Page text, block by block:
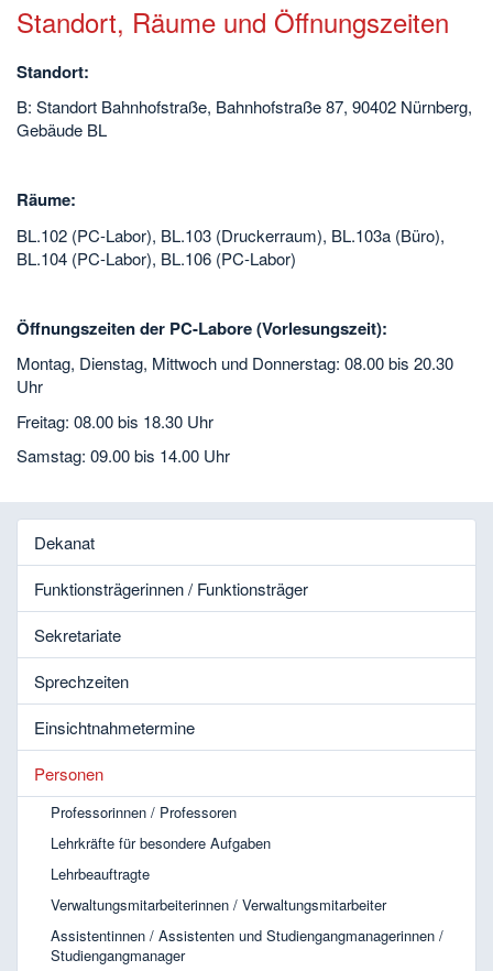
Standort, Räume und Öffnungszeiten
Standort:
B: Standort Bahnhofstraße, Bahnhofstraße 87, 90402 Nürnberg,
Gebäude BL
Räume:
BL.102 (PC-Labor), BL.103 (Druckerraum), BL.103a (Büro),
BL.104 (PC-Labor), BL.106 (PC-Labor)
Öffnungszeiten der PC-Labore (Vorlesungszeit):
Montag, Dienstag, Mittwoch und Donnerstag: 08.00 bis 20.30
Uhr
Freitag: 08.00 bis 18.30 Uhr
Samstag: 09.00 bis 14.00 Uhr
Dekanat
Funktionsträgerinnen / Funktionsträger
Sekretariate
Sprechzeiten
Einsichtnahmetermine
Personen
Professorinnen / Professoren
Lehrkräfte für besondere Aufgaben
Lehrbeauftragte
Verwaltungsmitarbeiterinnen / Verwaltungsmitarbeiter
Assistentinnen / Assistenten und Studiengangmanagerinnen /
Studiengangmanager